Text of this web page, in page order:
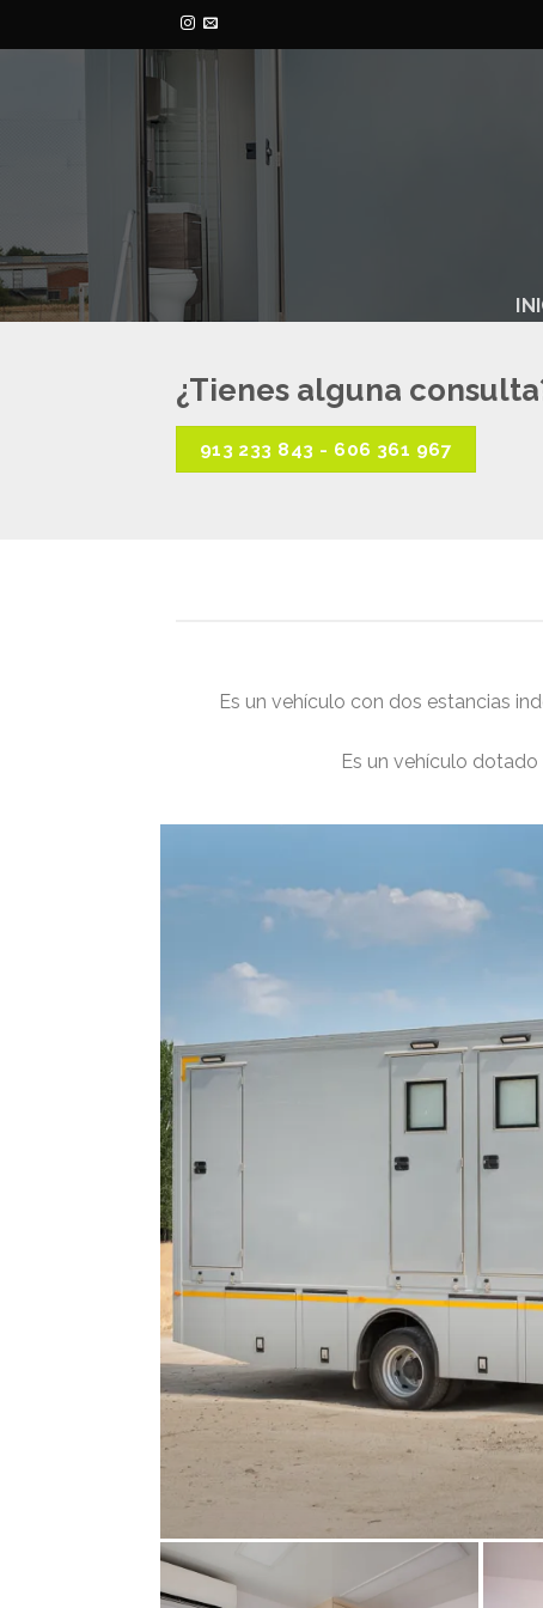
to
¿Tienes alguna
913 233 843 - 606 361 967
Es un vehículo con dos estancias
Es un vehículo